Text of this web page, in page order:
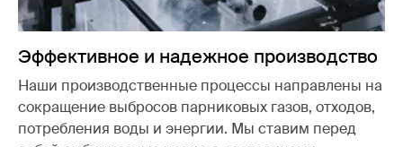
Эффективное и надежное производство
Наши производственные процессы направлены на
сокращение выбросов парниковых газов, отходов,
потребления воды и энергии. Мы ставим перед